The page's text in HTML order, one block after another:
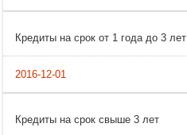
Кредиты на срок от 1 года до 3 лет
Кредиты на срок свыше 3 лет